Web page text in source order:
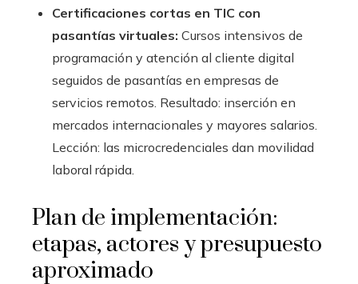
Certificaciones cortas en TIC con
pasantías virtuales: Cursos intensivos de
programación y atención al cliente digital
seguidos de pasantías en empresas de
servicios remotos. Resultado: inserción en
mercados internacionales y mayores salarios.
Lección: las microcredenciales dan movilidad
laboral rápida.
Plan de implementación:
etapas, actores y presupuesto
aproximado